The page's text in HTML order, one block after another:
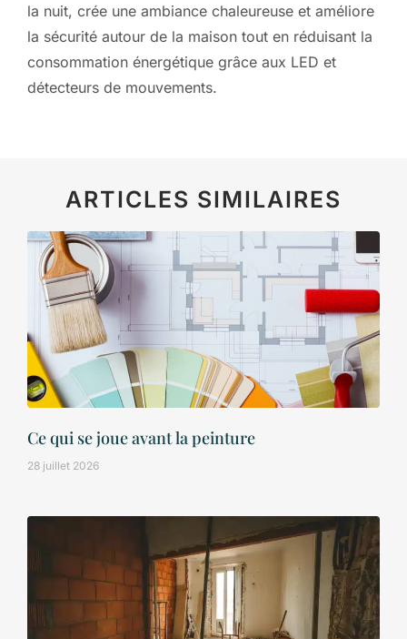
la nuit, crée une ambiance chaleureuse et améliore
la sécurité autour de la maison tout en réduisant la
consommation énergétique grâce aux LED et
détecteurs de mouvements.
ARTICLES SIMILAIRES
Ce qui se joue avant la peinture
28 juillet 2026